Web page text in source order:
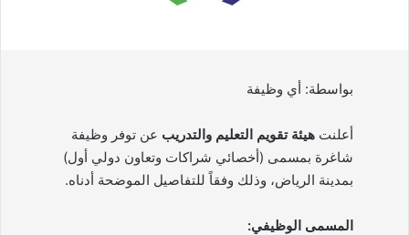
بواسطة: أي وظيفة
أعلنت هيئة تقويم التعليم والتدريب عن توفر وظيفة
شاغرة بمسمى (أخصائي شراكات وتعاون دولي أول)
بمدينة الرياض، وذلك وفقاً للتفاصيل الموضحة أدناه.
المسمى الوظيفي: